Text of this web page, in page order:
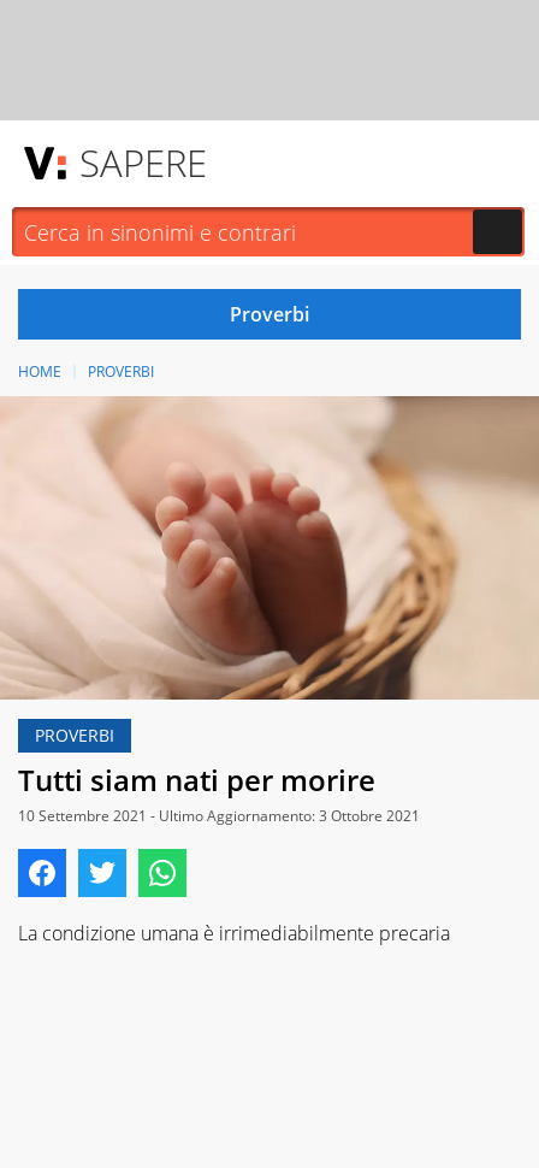
SAPERE
HOME PROVERBI
PROVERBI
Tutti siam nati per morire
10 Settembre 2021 - Ultimo Aggiornamento: 3 Ottobre 2021
La condizione umana è irrimediabilmente precaria